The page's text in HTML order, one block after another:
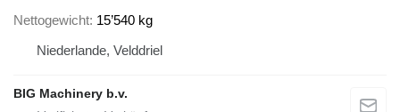
Nettogewicht 15’540 kg
Niederlande, Velddriel
BIG Machinery b.v.